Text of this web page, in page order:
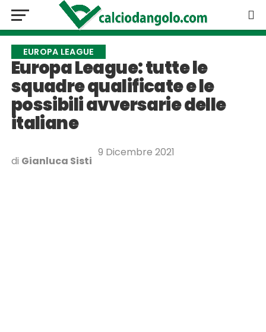
EUROPA LEAGUE
Europa League: tutte le
squadre qualificate e le
possibili avversarie delle
italiane
di Gianluca Sisti
9 Dicembre 2021